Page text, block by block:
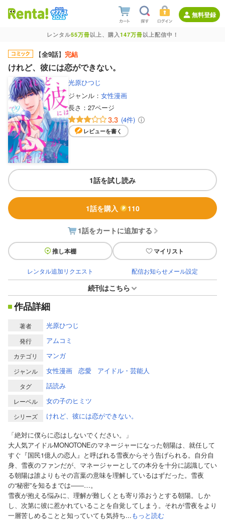
無料登録
レンタル55万冊以上、購入147万冊以上配信中！
【全9話】 完結
けれど、彼には恋ができない。
光原ひつじ
ジャンル： 女性漫画
長さ： 27ページ
3.3 (4件)
レビューを書く
1話を試し読み
1話を購入 110
1話をカートに追加する
推し本棚 マイリスト
レンタル追加リクエスト 配信お知らせメール設定
続刊はこちら
作品詳細
著者 光原ひつじ
発行 アムコミ
カテゴリ マンガ
ジャンル 女性漫画 恋愛 アイドル・芸能人
タグ 話読み
レーベル 女の子のヒミツ
シリーズ
けれど、彼には恋ができない。
「絶対に僕らに恋はしないでください。」
大人気アイドルMONOTONEのマネージャーになった朝陽は、就任して
すぐ『国民1億人の恋人』と呼ばれる雪夜からそう告げられる。自分自
身、雪夜のファンだが、マネージャーとしての本分を十分に認識してい
る朝陽は誰よりもその言葉の意味を理解しているはずだった。雪夜
の“秘密”を知るまでは――…。
雪夜が抱える悩みに、理解が難しくとも寄り添おうとする朝陽。しか
し、次第に彼に惹かれていることを自覚してしまう。それが雪夜をより
一層苦しめることと知っていても気持ち...もっと読む